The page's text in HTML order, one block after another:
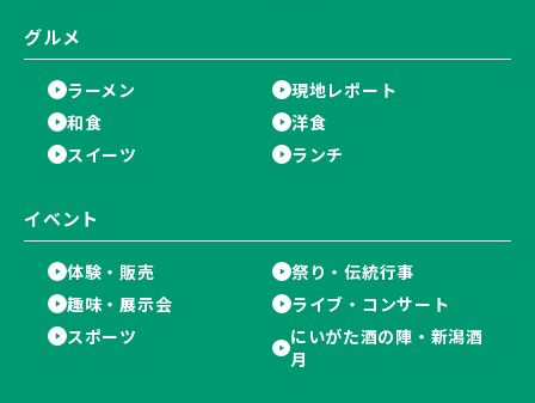
グルメ
ラーメン
現地レポート
和食
洋食
スイーツ
ランチ
イベント
体験・販売
祭り・伝統行事
趣味・展示会
ライブ・コンサート
スポーツ
にいがた酒の陣・新潟酒
月